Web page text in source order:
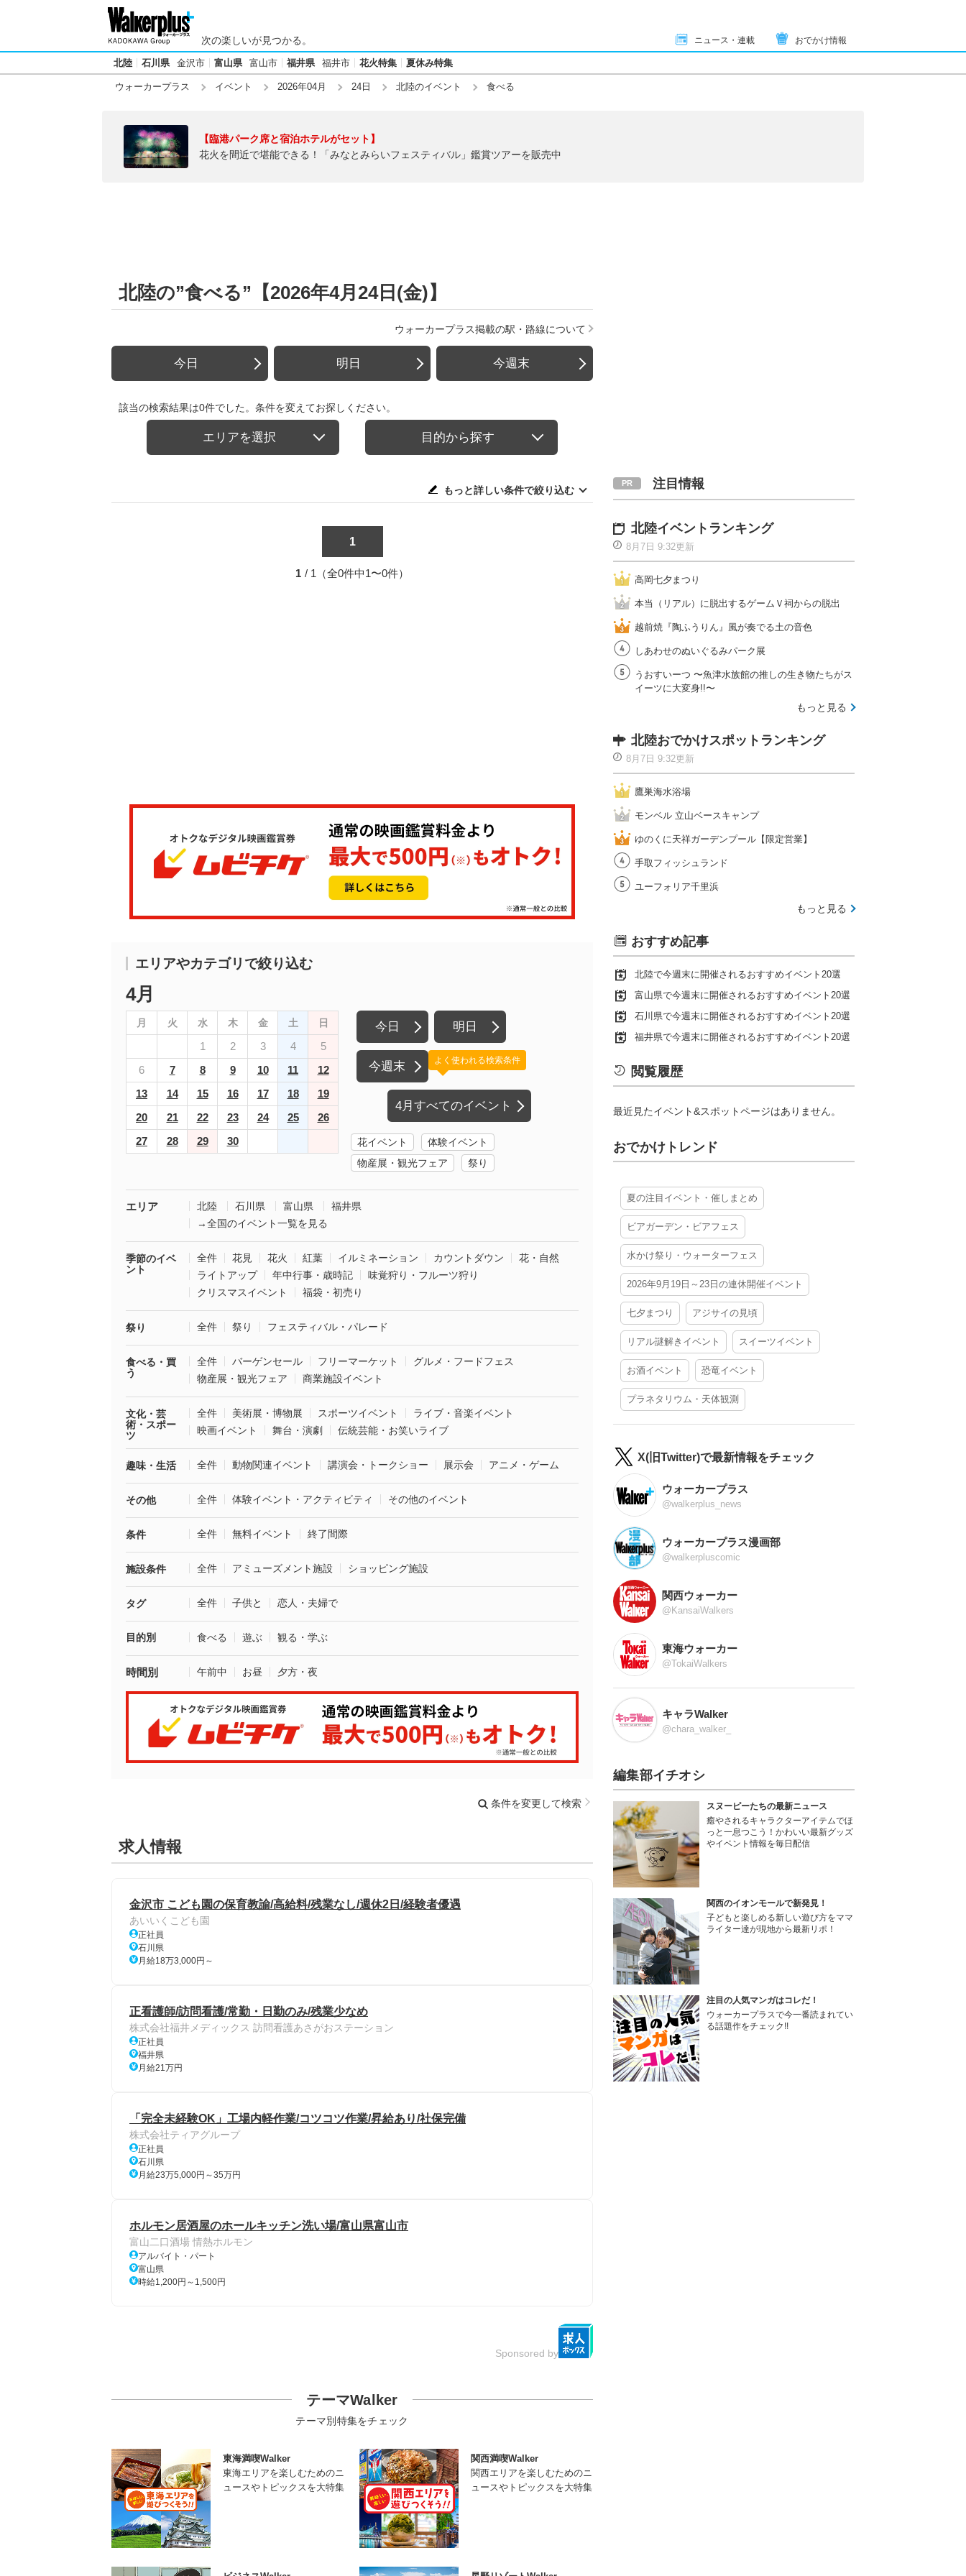
次の楽しいが見つかる。 ニュース・連載 おでかけ情報
北陸 石川県 金沢市 富山県 富山市 福井県 福井市 花火特集 夏休み特集
ウォーカープラス イベント 2026年04月 24日 北陸のイベント 食べる
【臨港パーク席と宿泊ホテルがセット】
花火を間近で堪能できる！「みなとみらいフェスティバル」鑑賞ツアーを販売中
北陸の”食べる”【2026年4月24日(金)】
ウォーカープラス掲載の駅・路線について
今日 明日 今週末
該当の検索結果は0件でした。条件を変えてお探しください。
エリアを選択 目的から探す
もっと詳しい条件で絞り込む
1
1 / 1（全0件中1〜0件）
エリアやカテゴリで絞り込む
4月
月 火 水 木 金 土 日
1 2 3 4
5
6
7 8 9 10 11
12
13
14 15 16 17 18
19
20
21 22 23 24 25
26
27
28 29 30
今日 明日
今週末
4月すべてのイベント
よく使われる検索条件
花イベント
体験イベント
物産展・観光フェア
祭り
エリア 北陸 石川県 富山県
福井県
→全国のイベント一覧を見る
季節のイベ
ント
全件 花見 花火 紅葉 イルミネーション カウントダウン
花・自然
ライトアップ
年中行事・歳時記
味覚狩り・フルーツ狩り
クリスマスイベント
福袋・初売り
祭り 全件 祭り フェスティバル・パレード
食べる・買
う
全件 バーゲンセール フリーマーケット
グルメ・フードフェス
物産展・観光フェア
商業施設イベント
文化・芸
術・スポー
ツ
全件 美術展・博物展 スポーツイベント
ライブ・音楽イベント
映画イベント
舞台・演劇 伝統芸能・お笑いライブ
趣味・生活 全件 動物関連イベント 講演会・トークショー 展示会 アニメ・ゲーム
その他 全件 体験イベント・アクティビティ その他のイベント
条件 全件 無料イベント 終了間際
施設条件 全件 アミューズメント施設 ショッピング施設
タグ 全件 子供と 恋人・夫婦で
目的別 食べる 遊ぶ 観る・学ぶ
時間別 午前中 お昼 夕方・夜
条件を変更して検索
求人情報
金沢市 こども園の保育教諭/高給料/残業なし/週休2日/経験者優遇
あいいくこども園
正社員
石川県
月給18万3,000円～
正看護師/訪問看護/常勤・日勤のみ/残業少なめ
株式会社福井メディックス 訪問看護あさがおステーション
正社員
福井県
月給21万円
「完全未経験OK」工場内軽作業/コツコツ作業/昇給あり/社保完備
株式会社ティアグループ
正社員
石川県
月給23万5,000円～35万円
ホルモン居酒屋のホールキッチン洗い場/富山県富山市
富山二口酒場 情熱ホルモン
アルバイト・パート
富山県
時給1,200円～1,500円
Sponsored by
テーマWalker
テーマ別特集をチェック
東海満喫Walker
東海エリアを楽しむためのニ
ュースやトピックスを大特集
関西満喫Walker
関西エリアを楽しむためのニ
ュースやトピックスを大特集
注目情報
北陸イベントランキング
8月7日 9:32更新
高岡七夕まつり
本当（リアル）に脱出するゲームＶ祠からの脱出
越前焼『陶ふうりん』風が奏でる土の音色
しあわせのぬいぐるみパーク展
うおすいーつ 〜魚津水族館の推しの生き物たちがス
イーツに大変身!!〜
もっと見る
北陸おでかけスポットランキング
8月7日 9:32更新
鷹巣海水浴場
モンベル 立山ベースキャンプ
ゆのくに天祥ガーデンプール【限定営業】
手取フィッシュランド
ユーフォリア千里浜
もっと見る
おすすめ記事
北陸で今週末に開催されるおすすめイベント20選
富山県で今週末に開催されるおすすめイベント20選
石川県で今週末に開催されるおすすめイベント20選
福井県で今週末に開催されるおすすめイベント20選
閲覧履歴
最近見たイベント&スポットページはありません。
おでかけトレンド
夏の注目イベント・催しまとめ
ビアガーデン・ビアフェス
水かけ祭り・ウォーターフェス
2026年9月19日～23日の連休開催イベント
七夕まつり アジサイの見頃
リアル謎解きイベント スイーツイベント
お酒イベント 恐竜イベント
プラネタリウム・天体観測
X(旧Twitter)で最新情報をチェック
ウォーカープラス
@walkerplus_news
ウォーカープラス漫画部
@walkerpluscomic
関西ウォーカー
@KansaiWalkers
東海ウォーカー
@TokaiWalkers
キャラWalker
@chara_walker_
編集部イチオシ
スヌーピーたちの最新ニュース
癒やされるキャラクターアイテムでほ
っと一息つこう！かわいい最新グッズ
やイベント情報を毎日配信
関西のイオンモールで新発見！
子どもと楽しめる新しい遊び方をママ
ライター達が現地から最新リポ！
注目の人気マンガはコレだ！
ウォーカープラスで今一番読まれてい
る話題作をチェック!!